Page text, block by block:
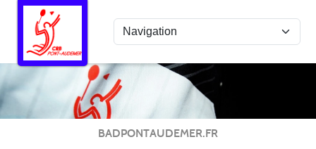
BADPONTAUDEMER.FR
Panneau de gestion des cookies